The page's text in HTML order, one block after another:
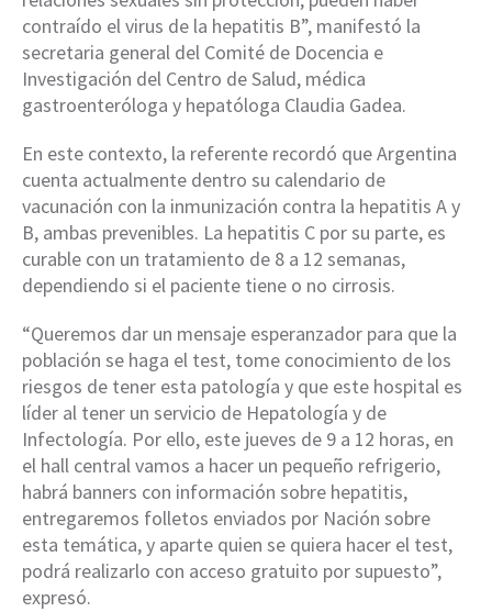
contraído el virus de la hepatitis B”, manifestó la
secretaria general del Comité de Docencia e
Investigación del Centro de Salud, médica
gastroenteróloga y hepatóloga Claudia Gadea.
En este contexto, la referente recordó que Argentina
cuenta actualmente dentro su calendario de
vacunación con la inmunización contra la hepatitis A y
B, ambas prevenibles. La hepatitis C por su parte, es
curable con un tratamiento de 8 a 12 semanas,
dependiendo si el paciente tiene o no cirrosis.
“Queremos dar un mensaje esperanzador para que la
población se haga el test, tome conocimiento de los
riesgos de tener esta patología y que este hospital es
líder al tener un servicio de Hepatología y de
Infectología. Por ello, este jueves de 9 a 12 horas, en
el hall central vamos a hacer un pequeño refrigerio,
habrá banners con información sobre hepatitis,
entregaremos folletos enviados por Nación sobre
esta temática, y aparte quien se quiera hacer el test,
podrá realizarlo con acceso gratuito por supuesto”,
expresó.